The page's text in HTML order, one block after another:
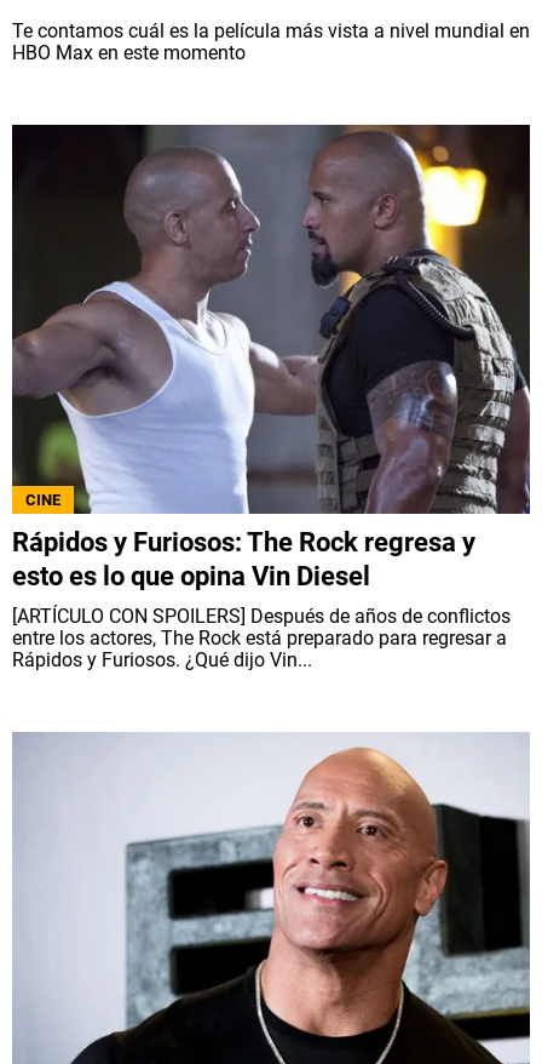
Te contamos cuál es la película más vista a nivel mundial en
HBO Max en este momento
CINE
Rápidos y Furiosos: The Rock regresa y
esto es lo que opina Vin Diesel
[ARTÍCULO CON SPOILERS] Después de años de conflictos
entre los actores, The Rock está preparado para regresar a
Rápidos y Furiosos. ¿Qué dijo Vin...